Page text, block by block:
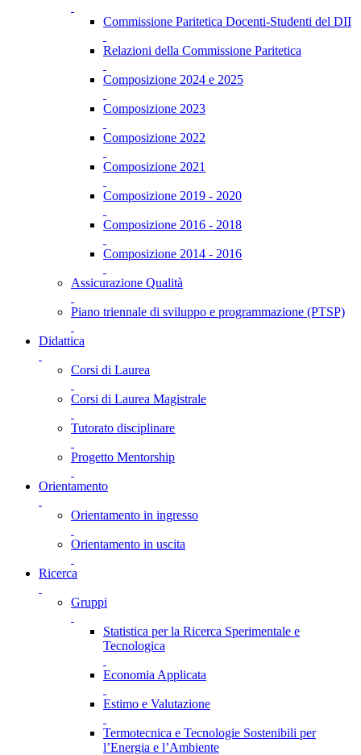
Commissione Paritetica Docenti-Studenti del DII
Relazioni della Commissione Paritetica
Composizione 2024 e 2025
Composizione 2023
Composizione 2022
Composizione 2021
Composizione 2019 - 2020
Composizione 2016 - 2018
Composizione 2014 - 2016
Assicurazione Qualità
Piano triennale di sviluppo e programmazione (PTSP)
Didattica
Corsi di Laurea
Corsi di Laurea Magistrale
Tutorato disciplinare
Progetto Mentorship
Orientamento
Orientamento in ingresso
Orientamento in uscita
Ricerca
Gruppi
Statistica per la Ricerca Sperimentale e
Tecnologica
Economia Applicata
Estimo e Valutazione
Termotecnica e Tecnologie Sostenibili per
l’Energia e l’Ambiente